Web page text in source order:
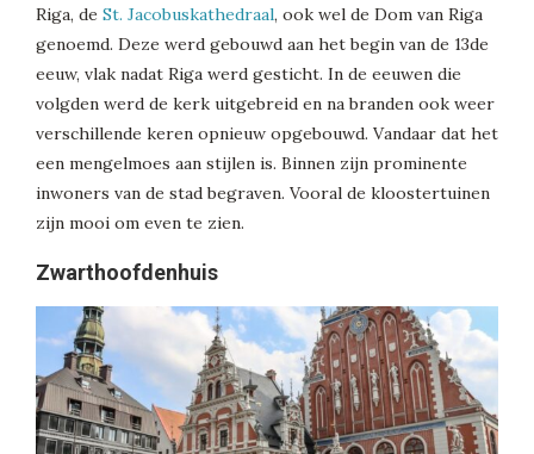
Riga, de St. Jacobuskathedraal, ook wel de Dom van Riga
genoemd. Deze werd gebouwd aan het begin van de 13de
eeuw, vlak nadat Riga werd gesticht. In de eeuwen die
volgden werd de kerk uitgebreid en na branden ook weer
verschillende keren opnieuw opgebouwd. Vandaar dat het
een mengelmoes aan stijlen is. Binnen zijn prominente
inwoners van de stad begraven. Vooral de kloostertuinen
zijn mooi om even te zien.
Zwarthoofdenhuis